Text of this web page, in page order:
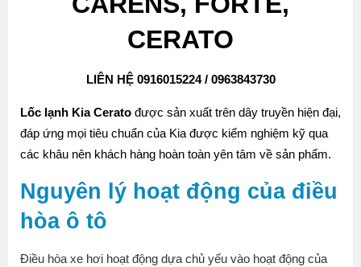
CERATO
LIÊN HỆ 0916015224 / 0963843730
Lốc lạnh Kia Cerato được sản xuất trên dây truyền hiện đại,
đáp ứng mọi tiêu chuẩn của Kia được kiểm nghiệm kỹ qua
các khâu nên khách hàng hoàn toàn yên tâm về sản phẩm.
Nguyên lý hoạt động của điều
hòa ô tô
Điều hòa xe hơi hoạt động dựa chủ yếu vào hoạt động của